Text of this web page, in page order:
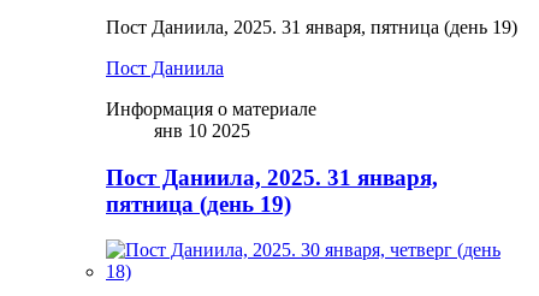
Пост Даниила, 2025. 31 января, пятница (день 19)
Пост Даниила
Информация о материале
янв 10 2025
Пост Даниила, 2025. 31 января,
пятница (день 19)